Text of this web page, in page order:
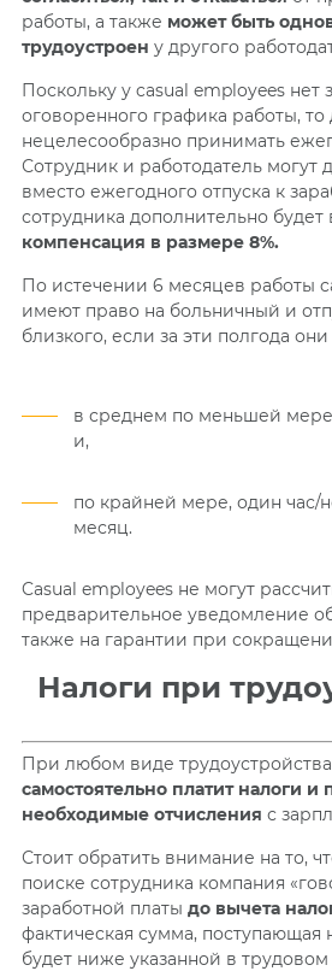
работы, а также может быть
трудоустроен у другого
Поскольку у casual employees нет
оговоренного графика работы,
нецелесообразно принимать
Сотрудник и работодатель могут
вместо ежегодного отпуска к
сотрудника дополнительно будет
компенсация в размере 8%.
По истечении 6 месяцев работы
имеют право на больничный и
близкого, если за эти полгода
в среднем по меньшей
и,
по крайней мере, один час/
месяц.
Casual employees не могут
предварительное уведомление
также на гарантии при
Налоги при
При любом виде трудоустройства
самостоятельно платит налоги и
необходимые отчисления с
Стоит обратить внимание на то,
поиске сотрудника компания
заработной платы до вычета
фактическая сумма, поступающая
будет ниже указанной в